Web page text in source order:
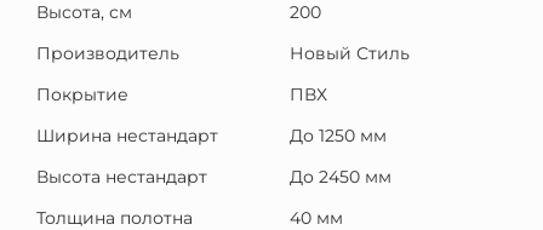
Высота, см
200
Производитель
Новый Стиль
Покрытие
ПВХ
Ширина нестандарт
До 1250 мм
Высота нестандарт
До 2450 мм
Толщина полотна
40 мм